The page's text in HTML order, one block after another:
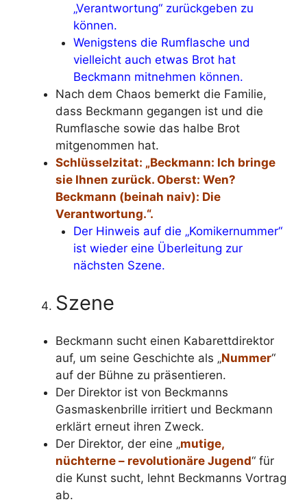
„Verantwortung“ zurückgeben zu
können.
Wenigstens die Rumflasche und
vielleicht auch etwas Brot hat
Beckmann mitnehmen können.
Nach dem Chaos bemerkt die Familie,
dass Beckmann gegangen ist und die
Rumflasche sowie das halbe Brot
mitgenommen hat.
Schlüsselzitat: „Beckmann: Ich bringe
sie Ihnen zurück. Oberst: Wen?
Beckmann (beinah naiv): Die
Verantwortung.“.
Der Hinweis auf die „Komikernummer“
ist wieder eine Überleitung zur
nächsten Szene.
Szene
Beckmann sucht einen Kabarettdirektor
auf, um seine Geschichte als „Nummer“
auf der Bühne zu präsentieren.
Der Direktor ist von Beckmanns
Gasmaskenbrille irritiert und Beckmann
erklärt erneut ihren Zweck.
Der Direktor, der eine „mutige,
nüchterne – revolutionäre Jugend“ für
die Kunst sucht, lehnt Beckmanns Vortrag
ab.